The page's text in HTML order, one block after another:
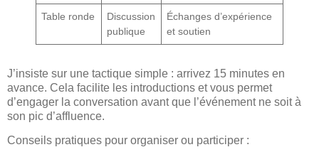
Table ronde
Discussion
publique
Échanges d’expérience
et soutien
J’insiste sur une tactique simple : arrivez 15 minutes en
avance. Cela facilite les introductions et vous permet
d’engager la conversation avant que l’événement ne soit à
son pic d’affluence.
Conseils pratiques pour organiser ou participer :